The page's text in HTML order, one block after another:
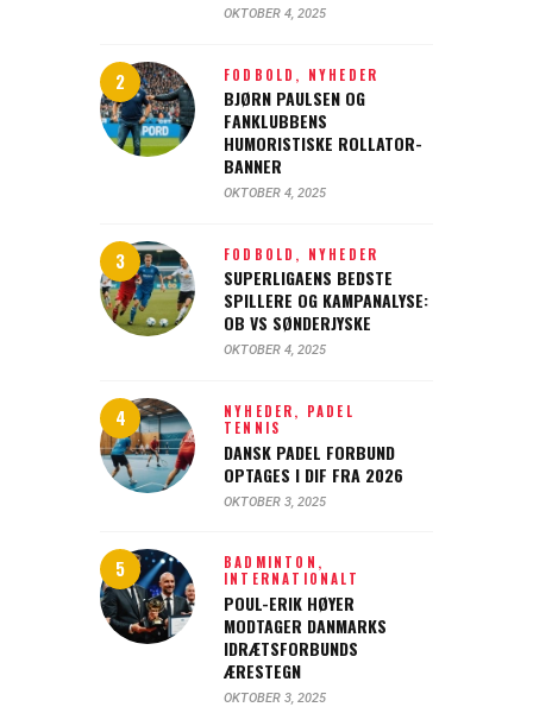
OKTOBER 4, 2025
FODBOLD, NYHEDER
BJØRN PAULSEN OG
FANKLUBBENS
HUMORISTISKE ROLLATOR-
BANNER
OKTOBER 4, 2025
FODBOLD, NYHEDER
SUPERLIGAENS BEDSTE
SPILLERE OG KAMPANALYSE:
OB VS SØNDERJYSKE
OKTOBER 4, 2025
NYHEDER, PADEL
TENNIS
DANSK PADEL FORBUND
OPTAGES I DIF FRA 2026
OKTOBER 3, 2025
BADMINTON,
INTERNATIONALT
POUL-ERIK HØYER
MODTAGER DANMARKS
IDRÆTSFORBUNDS
ÆRESTEGN
OKTOBER 3, 2025